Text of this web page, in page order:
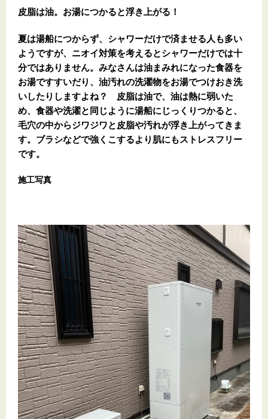
皮脂は油。お湯につかると浮き上がる！
夏は湯船につからず、シャワーだけで済ませる人も多い
ようですが、ニオイ対策を考えるとシャワーだけでは十
分ではありません。みなさんは油まみれになった食器を
お湯ですすいだり、油汚れの洗濯物をお湯でつけおき洗
いしたりしますよね？ 皮脂は油で、油は熱に弱いた
め、食器や洗濯と同じように湯船にじっくりつかると、
毛穴の中からジワジワと皮脂や汚れが浮き上がってきま
す。ブラシなどで強くこするより肌にもストレスフリー
です。
施工写真